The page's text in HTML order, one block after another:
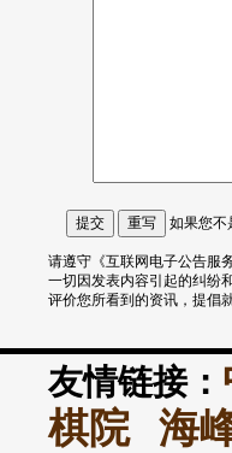
如果您不
请遵守《互联网电子公告服
一切因发表内容引起的纠纷
评价您所看到的资讯，提倡
友情链接：
棋院
海